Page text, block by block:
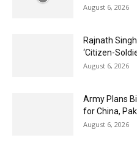
August 6, 2026
Rajnath
‘Citizen-
August 6, 2026
Army Plans
for China,
August 6, 2026